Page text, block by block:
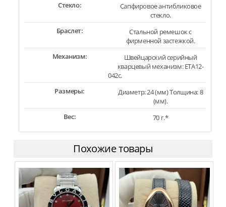
Стекло:
Сапфировое антибликовое
стекло.
Браслет:
Стальной ремешок с
фирменной застежкой.
Механизм:
Швейцарский серийный
кварцевый механизм: ETA12-
042c.
Размеры:
Диаметр: 24 (мм) Толщина: 8
(мм).
Вес:
70 г.*
Похожие товары